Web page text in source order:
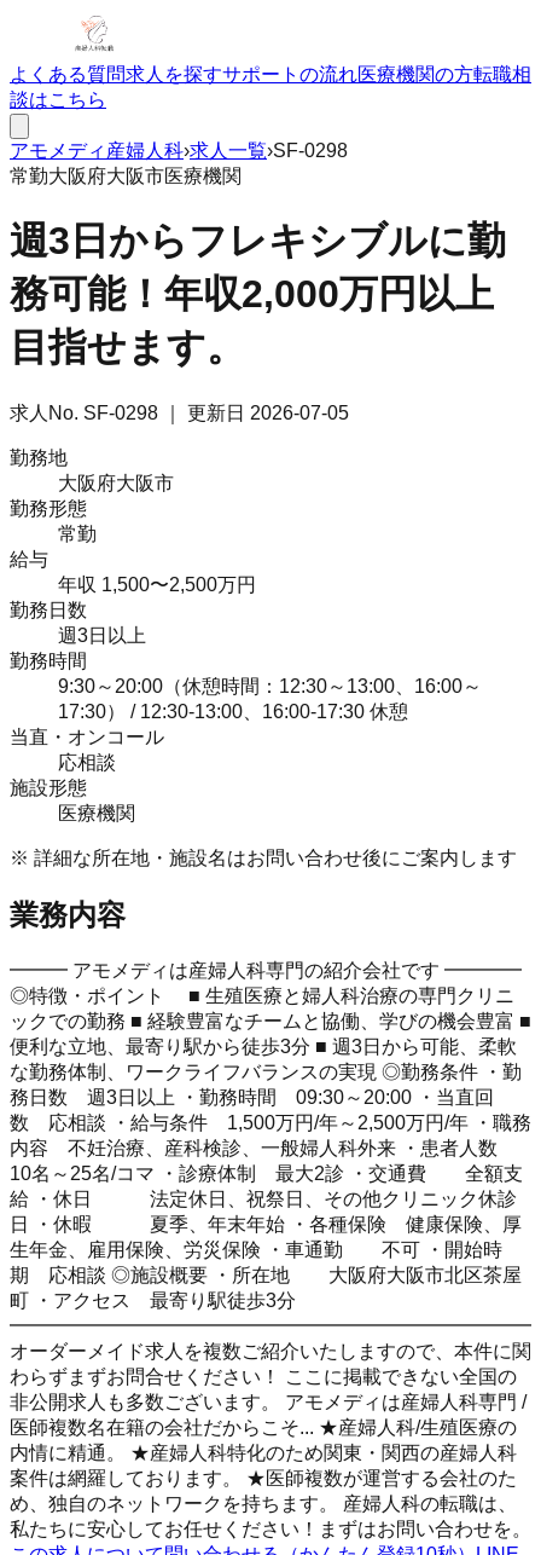
よくある質問求人を探すサポートの流れ医療機関の方転職相
談はこちら
アモメディ 産婦人科›求人一覧›SF-0298
常勤大阪府大阪市医療機関
週3日からフレキシブルに勤
務可能！年収2,000万円以上
目指せます。
求人No. SF-0298 ｜ 更新日 2026-07-05
勤務地
大阪府大阪市
勤務形態
常勤
給与
年収 1,500〜2,500万円
勤務日数
週3日以上
勤務時間
9:30～20:00（休憩時間：12:30～13:00、16:00～
17:30） / 12:30-13:00、16:00-17:30 休憩
当直・オンコール
応相談
施設形態
医療機関
※ 詳細な所在地・施設名はお問い合わせ後にご案内します
業務内容
━━━ アモメディは産婦人科専門の紹介会社です ━━━━
◎特徴・ポイント ■ 生殖医療と婦人科治療の専門クリニ
ックでの勤務 ■ 経験豊富なチームと協働、学びの機会豊富 ■
便利な立地、最寄り駅から徒歩3分 ■ 週3日から可能、柔軟
な勤務体制、ワークライフバランスの実現 ◎勤務条件 ・勤
務日数 週3日以上 ・勤務時間 09:30～20:00 ・当直回
数 応相談 ・給与条件 1,500万円/年～2,500万円/年 ・職務
内容 不妊治療、産科検診、一般婦人科外来 ・患者人数
10名～25名/コマ ・診療体制 最大2診 ・交通費 全額支
給 ・休日 法定休日、祝祭日、その他クリニック休診
日 ・休暇 夏季、年末年始 ・各種保険 健康保険、厚
生年金、雇用保険、労災保険 ・車通勤 不可 ・開始時
期 応相談 ◎施設概要 ・所在地 大阪府大阪市北区茶屋
町 ・アクセス 最寄り駅徒歩3分
━━━━━━━━━━━━━━━━━━━━━━━━━━━
オーダーメイド求人を複数ご紹介いたしますので、本件に関
わらずまずお問合せください！ ここに掲載できない全国の
非公開求人も多数ございます。 アモメディは産婦人科専門 /
医師複数名在籍の会社だからこそ... ★産婦人科/生殖医療の
内情に精通。 ★産婦人科特化のため関東・関西の産婦人科
案件は網羅しております。 ★医師複数が運営する会社のた
め、独自のネットワークを持ちます。 産婦人科の転職は、
私たちに安心してお任せください！まずはお問い合わせを。